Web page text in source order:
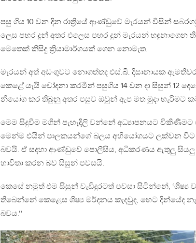
පසු ගිය 10 වන දින රාත්‍රියේ ආණ්ඩුවේ මැරයන් විසින්
ලෙස පහර දුන් අතර එලෙස පහර දුන් මැරයන් හඳුනාගෙන
මෙතෙක් කිසිදු ක්‍රියාමාර්ගයක් ගෙන නොමැත.
මැරයන් අත් අඩංගුවට නොගත්තද එස්.බී. දිසානායක
කෙළේ යැයි චෝදනා කරමින් පසුගිය 14 වන දා සිසුන් 12
නියෝග කර තිබුනු අතර පසුව ඔවුන් ඇප මත මුදා හැරිමට
මෙම සිදුවීම මගින් පැහැදිලි වන්නේ අධ්‍යාපනයට
මෙන්ම එයින් පාලකයන්ගේ බලය අභියෝගයට ලක්වන විට
බවයි. ඒ සදහා ආණ්ඩුවේ පොලීසිය, අධිකරණය ඇතුලු සියලු
භාවිතා කරන බව සිසුන් පවසයි.
කෙසේ නමුත් එම සිසුන් වැඩිදුරටත් පවසා සිටින්නේ, ‘ශිෂ්‍ය
තිබෙන්නේ කෙළෙස ශිෂ්‍ය මර්දනය කැදවුද, හෙට දින්යේද
බවය.‘‘